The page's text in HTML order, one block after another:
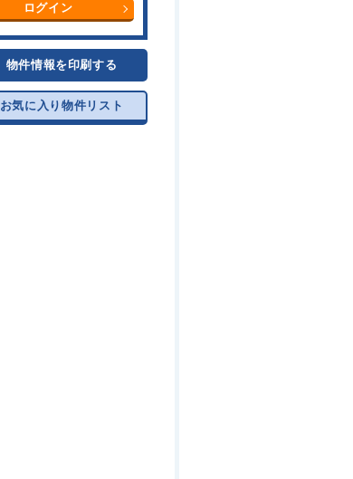
ログイン
物件情報を印刷する
お気に入り物件リスト